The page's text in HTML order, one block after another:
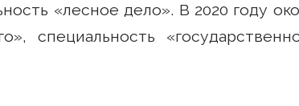
«лесное дело». В 2020 году
специальность